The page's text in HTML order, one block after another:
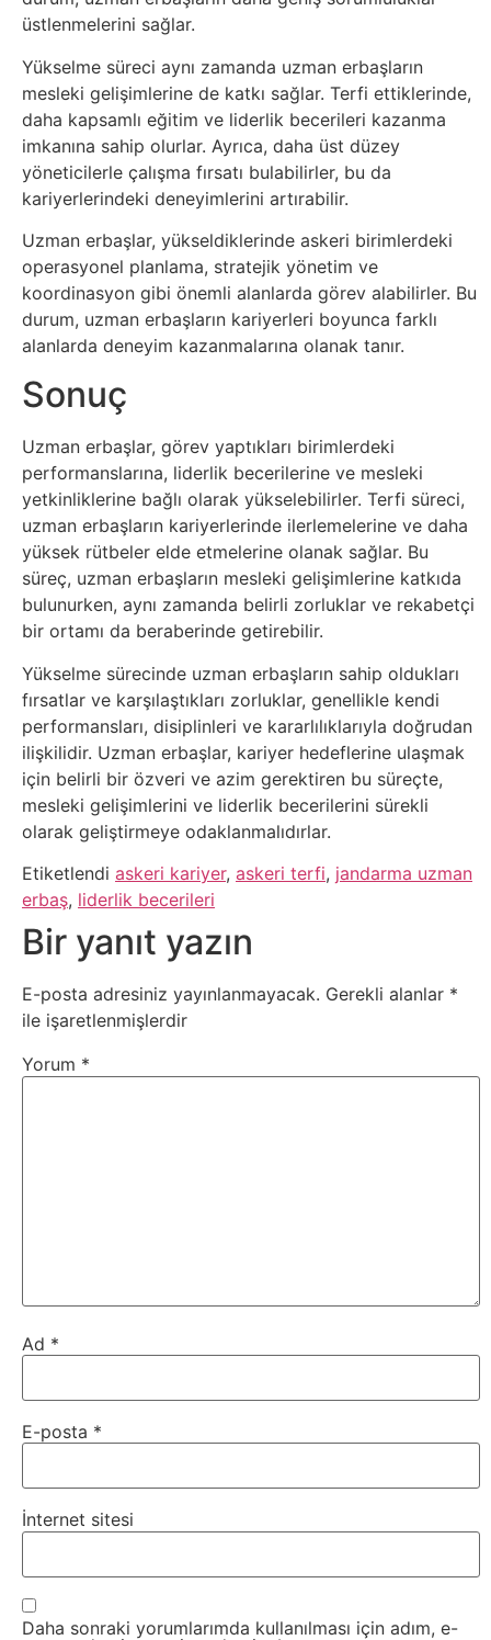
Kitap
Komedi
Kültür
Sanat
Metaverse
Mobil
Oyun
Projeler
ve
Fikirler
Psikoloji
Sağlık
Scriptler
Seo
Sigorta
Spor
Ürün
Tanıtımı
Uzay
üstlenmelerini sağlar.
Yükselme süreci aynı zamanda uzman erbaşların
mesleki gelişimlerine de katkı sağlar. Terfi ettiklerinde,
daha kapsamlı eğitim ve liderlik becerileri kazanma
imkanına sahip olurlar. Ayrıca, daha üst düzey
yöneticilerle çalışma fırsatı bulabilirler, bu da
kariyerlerindeki deneyimlerini artırabilir.
Uzman erbaşlar, yükseldiklerinde askeri birimlerdeki
operasyonel planlama, stratejik yönetim ve
koordinasyon gibi önemli alanlarda görev alabilirler. Bu
durum, uzman erbaşların kariyerleri boyunca farklı
alanlarda deneyim kazanmalarına olanak tanır.
Sonuç
Uzman erbaşlar, görev yaptıkları birimlerdeki
performanslarına, liderlik becerilerine ve mesleki
yetkinliklerine bağlı olarak yükselebilirler. Terfi süreci,
uzman erbaşların kariyerlerinde ilerlemelerine ve daha
yüksek rütbeler elde etmelerine olanak sağlar. Bu
süreç, uzman erbaşların mesleki gelişimlerine katkıda
bulunurken, aynı zamanda belirli zorluklar ve rekabetçi
bir ortamı da beraberinde getirebilir.
Yükselme sürecinde uzman erbaşların sahip oldukları
fırsatlar ve karşılaştıkları zorluklar, genellikle kendi
performansları, disiplinleri ve kararlılıklarıyla doğrudan
ilişkilidir. Uzman erbaşlar, kariyer hedeflerine ulaşmak
için belirli bir özveri ve azim gerektiren bu süreçte,
mesleki gelişimlerini ve liderlik becerilerini sürekli
olarak geliştirmeye odaklanmalıdırlar.
Etiketlendi askeri kariyer, askeri terfi, jandarma uzman
erbaş, liderlik becerileri
Bir yanıt yazın
E-posta adresiniz yayınlanmayacak. Gerekli alanlar *
ile işaretlenmişlerdir
Yorum *
Ad *
E-posta *
İnternet sitesi
Daha sonraki yorumlarımda kullanılması için adım, e-